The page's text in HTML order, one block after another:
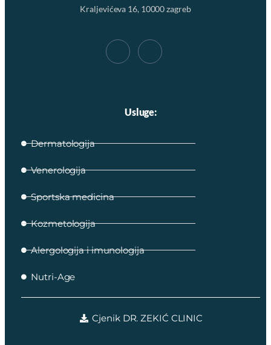
Kraljevićeva 16, 10000 zagreb
Usluge:
Dermatologija
Venerologija
Sportska medicina
Kozmetologija
Alergologija i imunologija
Nutri-Age
Cjenik DR. ZEKIĆ CLINIC